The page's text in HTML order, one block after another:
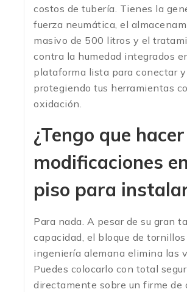
costos de tubería. Tienes la
fuerza neumática, el
masivo de 500 litros y el
contra la humedad integrados
plataforma lista para conectar
protegiendo tus herramientas
oxidación.
¿Tengo que hacer
modificaciones
piso para
Para nada. A pesar de su gran
capacidad, el bloque de tornillos
ingeniería alemana elimina las
Puedes colocarlo con total
directamente sobre un firme de